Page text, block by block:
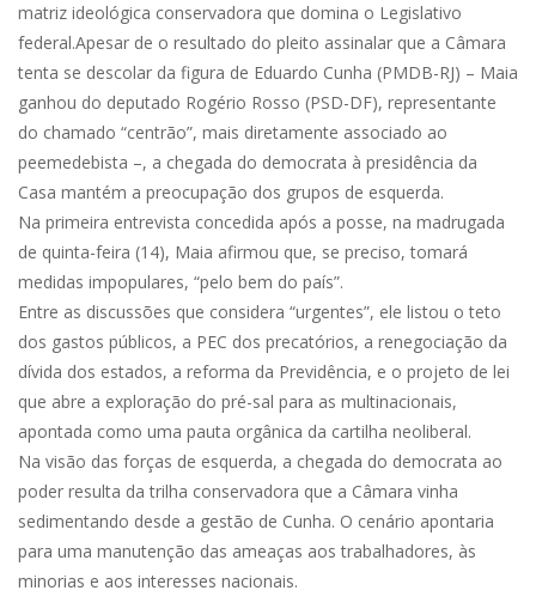
matriz ideológica conservadora que domina o Legislativo
federal.Apesar de o resultado do pleito assinalar que a Câmara
tenta se descolar da figura de Eduardo Cunha (PMDB-RJ) – Maia
ganhou do deputado Rogério Rosso (PSD-DF), representante
do chamado “centrão”, mais diretamente associado ao
peemedebista –, a chegada do democrata à presidência da
Casa mantém a preocupação dos grupos de esquerda.
Na primeira entrevista concedida após a posse, na madrugada
de quinta-feira (14), Maia afirmou que, se preciso, tomará
medidas impopulares, “pelo bem do país”.
Entre as discussões que considera “urgentes”, ele listou o teto
dos gastos públicos, a PEC dos precatórios, a renegociação da
dívida dos estados, a reforma da Previdência, e o projeto de lei
que abre a exploração do pré-sal para as multinacionais,
apontada como uma pauta orgânica da cartilha neoliberal.
Na visão das forças de esquerda, a chegada do democrata ao
poder resulta da trilha conservadora que a Câmara vinha
sedimentando desde a gestão de Cunha. O cenário apontaria
para uma manutenção das ameaças aos trabalhadores, às
minorias e aos interesses nacionais.